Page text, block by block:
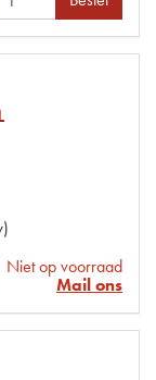
Niet op voorraad
Mail ons